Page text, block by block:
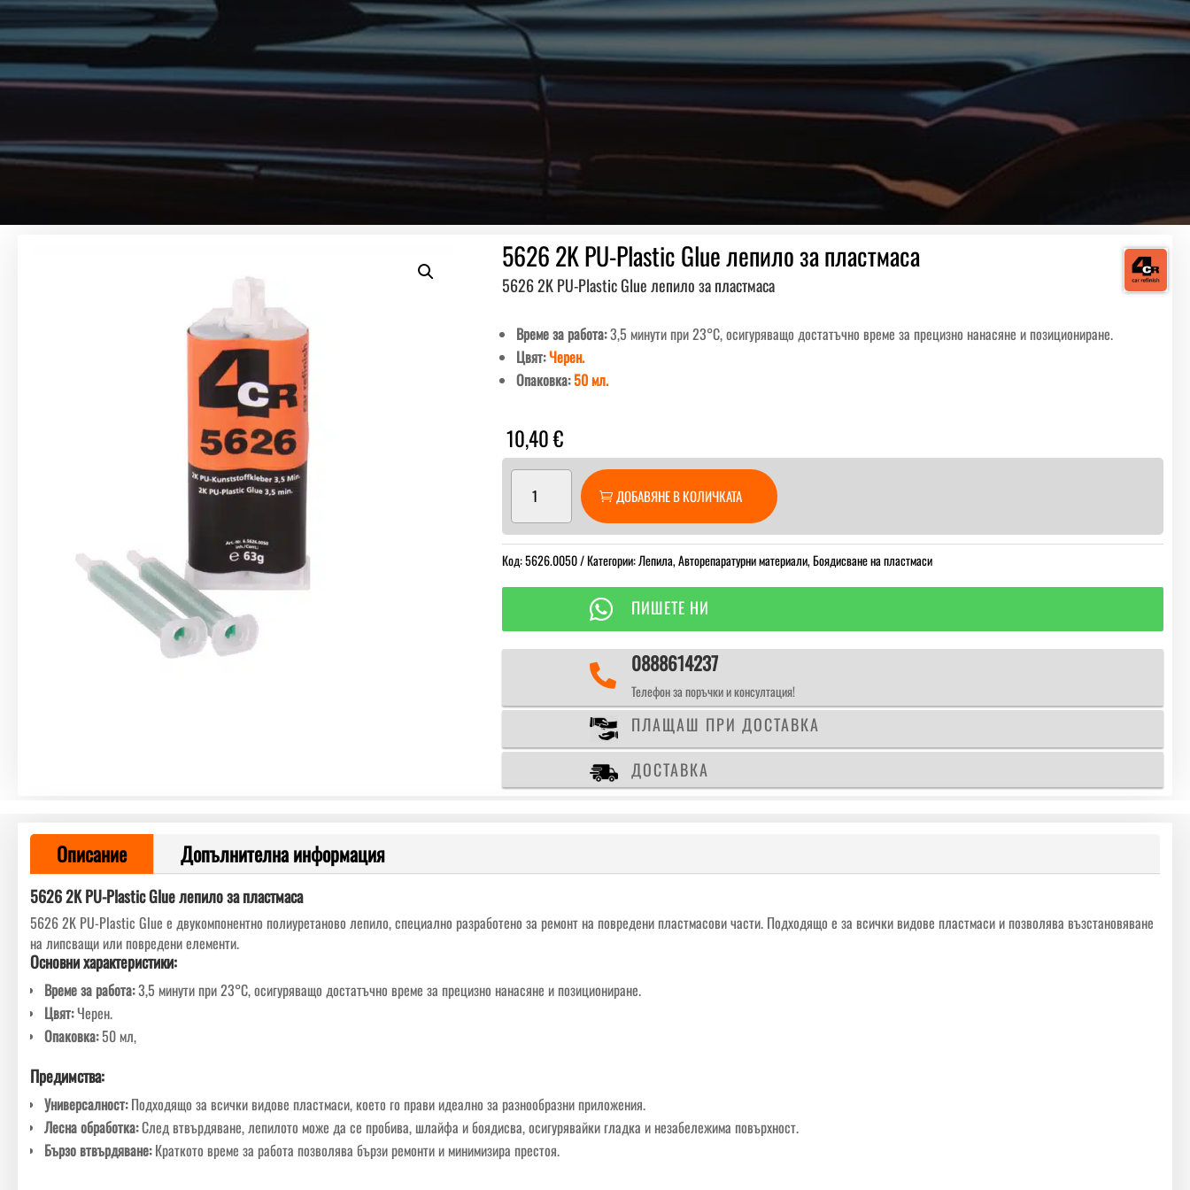
5626 2K PU-Plastic Glue лепило за пластмаса
5626 2K PU-Plastic Glue лепило за пластмаса
Време за работа:3,5 минути при 23°C, осигуряващо достатъчно време за прецизно нанасяне и позициониране.
Цвят:Черен.
Опаковка:50 мл.
10,40€
5626
2K
PU-
ДОБАВЯНЕ В КОЛИЧКАТА
Код:5626.0050 Категории:Лепила,Авторепаратурни материали,Боядисване на пластмаси
 ПИШЕТЕ НИ
 0888614237
Телефон за поръчки и консултация!
ПЛАЩАШ ПРИ ДОСТАВКА
ДОСТАВКА
Описание Допълнителна информация
5626 2K PU-Plastic Glue лепило за пластмаса
5626 2K PU-Plastic Glue е двукомпонентно полиуретаново лепило, специално разработено за ремонт на повредени пластмасови части. Подходящо е за всички видове пластмаси и позволява възстановяване
на липсващи или повредени елементи.
Основни характеристики:
Време за работа:3,5 минути при 23°C, осигуряващо достатъчно време за прецизно нанасяне и позициониране.
Цвят:Черен.
Опаковка:50 мл,
Предимства:
Универсалност:Подходящо за всички видове пластмаси, което го прави идеално за разнообразни приложения.
Лесна обработка:След втвърдяване, лепилото може да се пробива, шлайфа и боядисва, осигурявайки гладка и незабележима повърхност.
Бързо втвърдяване:Краткото време за работа позволява бързи ремонти и минимизира престоя.